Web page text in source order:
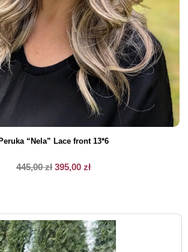
Peruka “Nela” Lace front 13*6
445,00zł 395,00 zł